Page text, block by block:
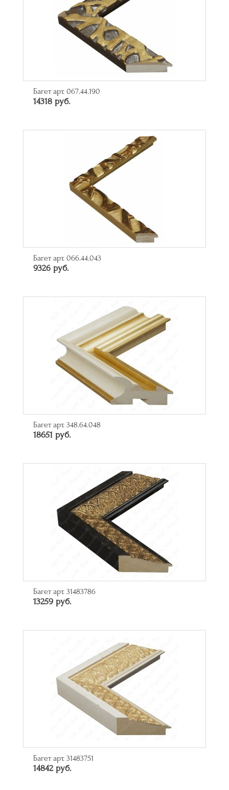
Багет арт. 067.44.190
14318 руб.
Багет арт. 066.44.043
9326 руб.
Багет арт. 348.64.048
18651 руб.
Багет арт. 31483786
13259 руб.
Багет арт. 31483751
14842 руб.